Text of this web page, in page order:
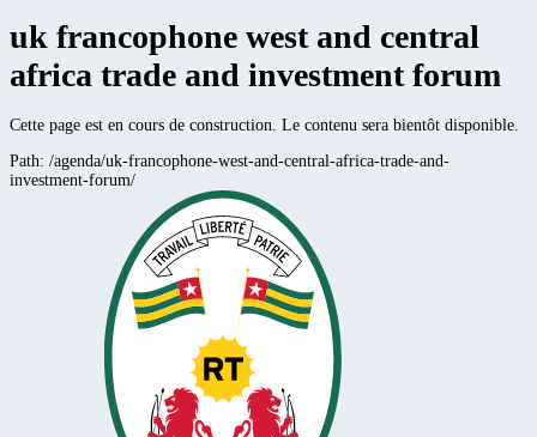
uk francophone west and central
africa trade and investment forum
Cette page est en cours de construction. Le contenu sera bientôt disponible.
Path: /agenda/uk-francophone-west-and-central-africa-trade-and-
investment-forum/